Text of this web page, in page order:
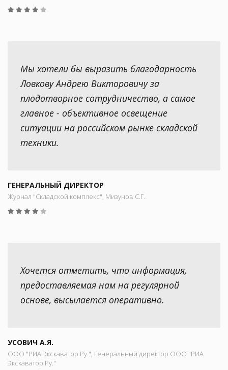
Мы хотели бы выразить благодарность
Ловкову Андрею Викторовичу за
плодотворное сотрудничество, а самое
главное - объективное освещение
ситуации на российском рынке складской
техники.
ГЕНЕРАЛЬНЫЙ ДИРЕКТОР
Журнал "Складской комплекс", Мизунов С.Г.
Хочется отметить, что информация,
предоставляемая нам на регулярной
основе, высылается оперативно.
УСОВИЧ А.Я.
ООО "РИА Экскаватор.Ру.", Генеральный директор ООО "РИА
Экскаватор.Ру."